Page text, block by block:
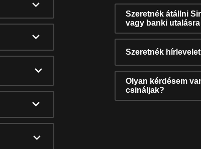
Szeretnék átállni
vagy banki
Szeretnék
Olyan kérdésem
csináljak?